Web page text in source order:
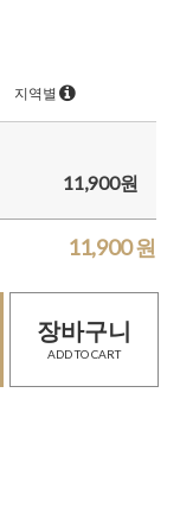
지역별
11,900원
11,900원
장바구니
ADD TO CART